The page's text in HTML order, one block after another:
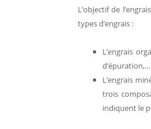
L’objectif de
types d’engrais :
L’engrais
L’engrais
trois
indiquent le